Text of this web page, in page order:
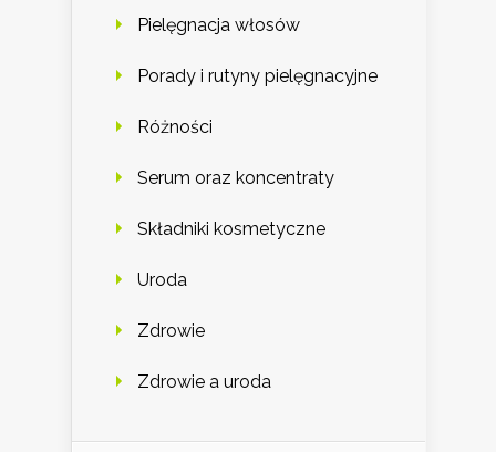
Pielęgnacja włosów
Porady i rutyny pielęgnacyjne
Różności
Serum oraz koncentraty
Składniki kosmetyczne
Uroda
Zdrowie
Zdrowie a uroda